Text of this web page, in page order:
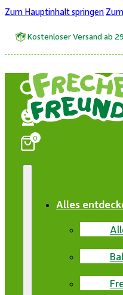
Zum Hauptinhalt springen
Kostenloser Versand ab
0
Alles